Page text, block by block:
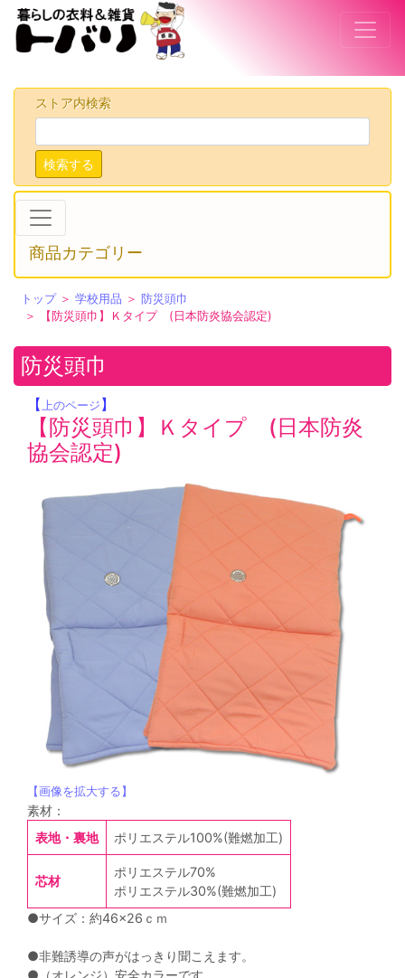
ストア内検索
検索する
商品カテゴリー
トップ＞ 学校用品 ＞ 防災頭巾
＞ 【防災頭巾】Ｋタイプ (日本防炎協会認定)
防災頭巾
【 上のページ】
【防災頭巾】Ｋタイプ (日本防炎
協会認定)
【画像を拡大する】
素材：
表地・裏地
ポリエステル100%(難燃加工)
芯材
ポリエステル70%
ポリエステル30%(難燃加工)
●サイズ：約46×26ｃｍ
●非難誘導の声がはっきり聞こえます。
●（オレンジ）安全カラーです